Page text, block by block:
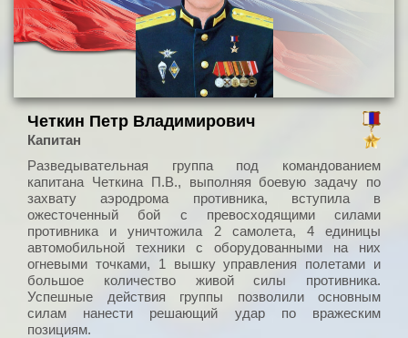
Четкин Петр Владимирович
Капитан
Разведывательная группа под командованием
капитана Четкина П.В., выполняя боевую задачу по
захвату аэродрома противника, вступила в
ожесточенный бой с превосходящими силами
противника и уничтожила 2 самолета, 4 единицы
автомобильной техники с оборудованными на них
огневыми точками, 1 вышку управления полетами и
большое количество живой силы противника.
Успешные действия группы позволили основным
силам нанести решающий удар по вражеским
позициям.